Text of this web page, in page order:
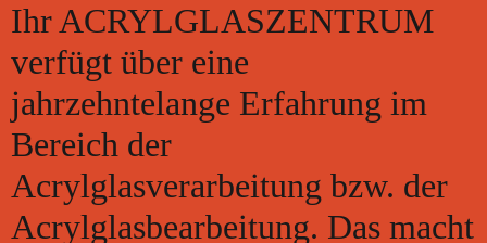
Ihr ACRYLGLASZENTRUM
verfügt über eine
jahrzehntelange Erfahrung im
Bereich der
Acrylglasverarbeitung bzw. der
Acrylglasbearbeitung. Das macht